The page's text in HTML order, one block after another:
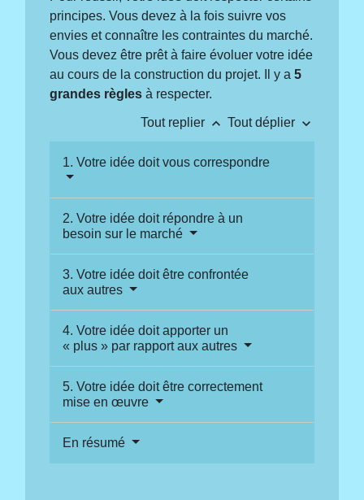
principes. Vous devez à la fois suivre vos
envies et connaître les contraintes du marché.
Vous devez être prêt à faire évoluer votre idée
au cours de la construction du projet. Il y a5
grandes règles à respecter.
Tout replier keyboard_arrow_up Tout déplier keyboard_arrow_down
1. Votre idée doit vous correspondre
2. Votre idée doit répondre à un
besoin sur le marché
3. Votre idée doit être confrontée
aux autres
4. Votre idée doit apporter un
« plus » par rapport aux autres
5. Votre idée doit être correctement
mise en œuvre
En résumé